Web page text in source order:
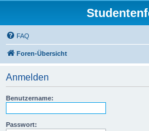
FAQ
Foren-Übersicht
Anmelden
Benutzername:
Passwort: